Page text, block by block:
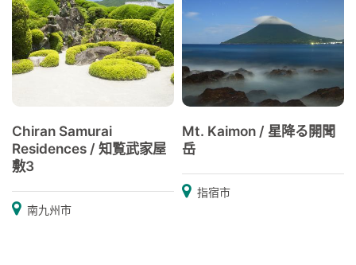
Chiran Samurai
Residences / 知覧武家屋
敷3
南九州市
Mt. Kaimon / 星降る開聞
岳
指宿市